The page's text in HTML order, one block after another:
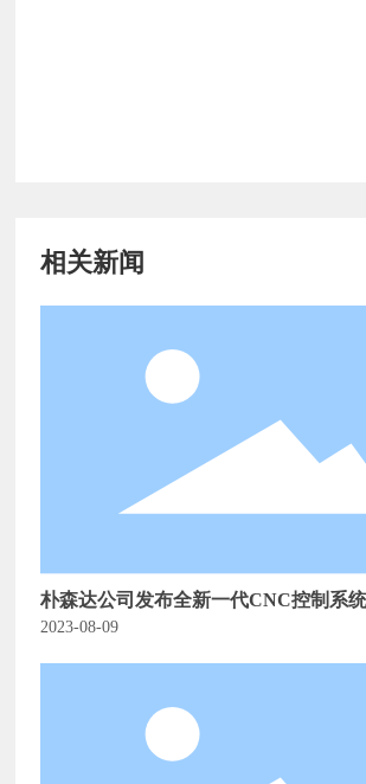
相关新闻
朴森达公司发布全新一代CNC控制系
设备行业创新
2023-08-09